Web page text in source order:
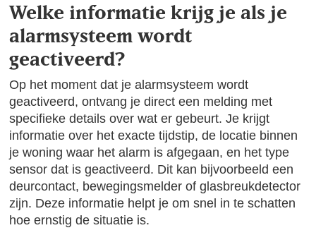
Welke informatie krijg je als je
alarmsysteem wordt
geactiveerd?
Op het moment dat je alarmsysteem wordt
geactiveerd, ontvang je direct een melding met
specifieke details over wat er gebeurt. Je krijgt
informatie over het exacte tijdstip, de locatie binnen
je woning waar het alarm is afgegaan, en het type
sensor dat is geactiveerd. Dit kan bijvoorbeeld een
deurcontact, bewegingsmelder of glasbreukdetector
zijn. Deze informatie helpt je om snel in te schatten
hoe ernstig de situatie is.